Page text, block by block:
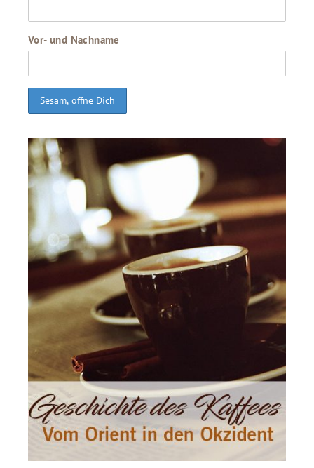
Vor- und Nachname